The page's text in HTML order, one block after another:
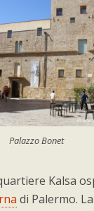
Palazzo Bonet
Kalsa
di Palermo.